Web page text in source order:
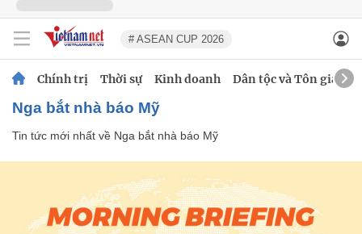
# ASEAN CUP 2026
Chính trị Thời sự Kinh doanh Dân tộc và Tôn giáo
Nga bắt nhà báo Mỹ
Tin tức mới nhất về Nga bắt nhà báo Mỹ